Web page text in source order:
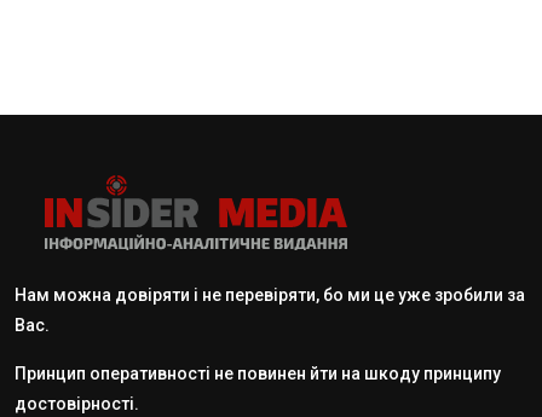
Нам можна довіряти і не перевіряти, бо ми це уже зробили за
Вас.
Принцип оперативності не повинен йти на шкоду принципу
достовірності.